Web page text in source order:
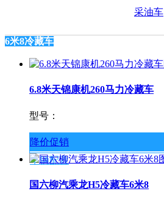
采油车
6米8冷藏车
6.8米天锦康机260马力冷藏车
型号：
降价促销
车辆配置
国六柳汽乘龙H5冷藏车6米8